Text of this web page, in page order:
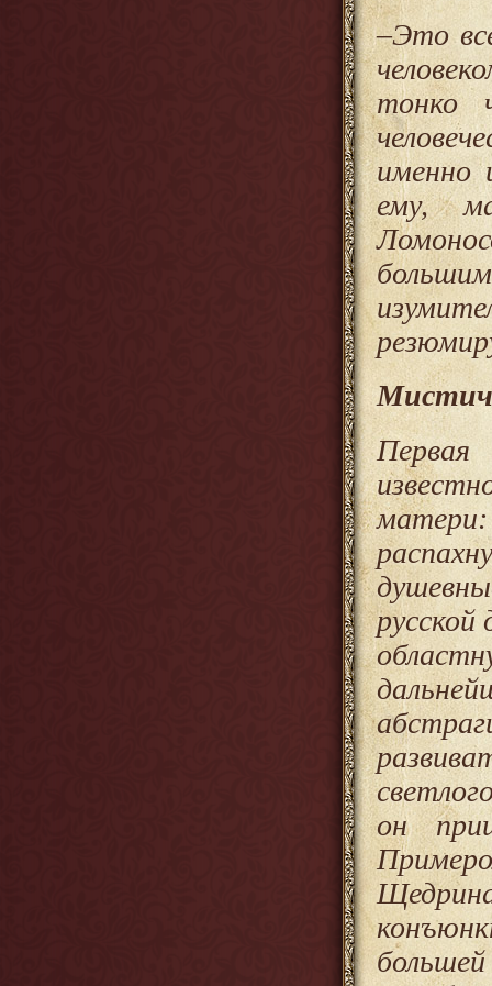
–Это
тонко
именно
ему,
русской
он